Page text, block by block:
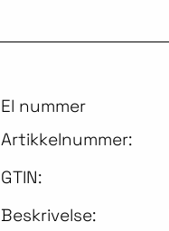
El nummer
Artikkelnummer:
GTIN:
Beskrivelse: